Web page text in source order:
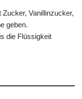
Vanillinzucker,
geben.
die Flüssigkeit